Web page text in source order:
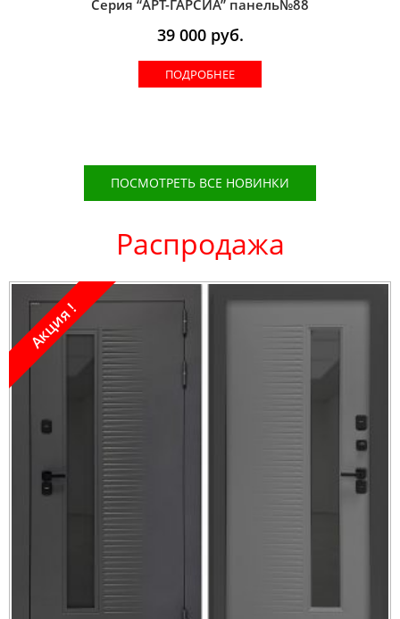
Серия “AРT-ГАРСИА” панель№88
39 000руб.
ПОДРОБНЕЕ
ПОСМОТРЕТЬ ВСЕ НОВИНКИ
Распродажа
Акция !